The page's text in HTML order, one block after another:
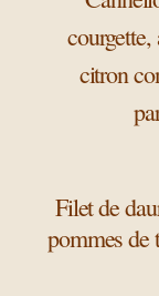
citron
Filet de
pommes de